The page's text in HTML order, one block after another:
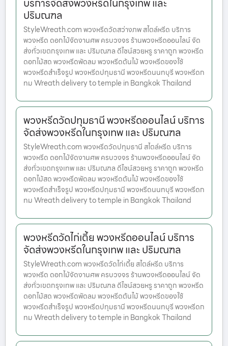
บริการจัดส่งพวงหรีดในกรุงเทพ และ
ปริมณฑล
StyleWreath.com พวงหรีดวัดสว่างภพ สไตล์หรีด บริการ
พวงหรีด ดอกไม้จัดงานศพ ครบวงจร ร้านพวงหรีดออนไลน์ จัด
ส่งทั่วเขตกรุงเทพ และ ปริมณฑล ดีไซน์สวยหรู ราคาถูก พวงหรีด
ดอกไม้สด พวงหรีดพัดลม พวงหรีดต้นไม้ พวงหรีดของใช้
พวงหรีดสำเร็จรูป พวงหรีดปทุมธานี พวงหรีดนนทบุรี พวงหรีดก
ทม Wreath delivery to temple in Bangkok Thailand
พวงหรีดวัดปทุมธานี พวงหรีดออนไลน์ บริการ
จัดส่งพวงหรีดในกรุงเทพ และ ปริมณฑล
StyleWreath.com พวงหรีดวัดปทุมธานี สไตล์หรีด บริการ
พวงหรีด ดอกไม้จัดงานศพ ครบวงจร ร้านพวงหรีดออนไลน์ จัด
ส่งทั่วเขตกรุงเทพ และ ปริมณฑล ดีไซน์สวยหรู ราคาถูก พวงหรีด
ดอกไม้สด พวงหรีดพัดลม พวงหรีดต้นไม้ พวงหรีดของใช้
พวงหรีดสำเร็จรูป พวงหรีดปทุมธานี พวงหรีดนนทบุรี พวงหรีดก
ทม Wreath delivery to temple in Bangkok Thailand
พวงหรีดวัดไก่เตี้ย พวงหรีดออนไลน์ บริการ
จัดส่งพวงหรีดในกรุงเทพ และ ปริมณฑล
StyleWreath.com พวงหรีดวัดไก่เตี้ย สไตล์หรีด บริการ
พวงหรีด ดอกไม้จัดงานศพ ครบวงจร ร้านพวงหรีดออนไลน์ จัด
ส่งทั่วเขตกรุงเทพ และ ปริมณฑล ดีไซน์สวยหรู ราคาถูก พวงหรีด
ดอกไม้สด พวงหรีดพัดลม พวงหรีดต้นไม้ พวงหรีดของใช้
พวงหรีดสำเร็จรูป พวงหรีดปทุมธานี พวงหรีดนนทบุรี พวงหรีดก
ทม Wreath delivery to temple in Bangkok Thailand